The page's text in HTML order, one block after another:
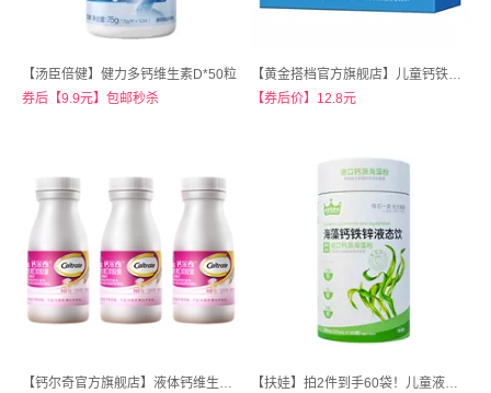
【汤臣倍健】健力多钙维生素D*50粒
券后【9.9元】包邮秒杀
【黄金搭档官方旗舰店】儿童钙铁锌口服液10mlX12支
【券后价】12.8元
【钙尔奇官方旗舰店】液体钙维生素d软胶囊90粒*3瓶 【扶娃】拍2件到手60袋！儿童液体钙宝宝钙铁锌三合一直饮包